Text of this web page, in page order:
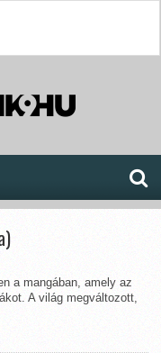
a mangában, amely az
A világ megváltozott,